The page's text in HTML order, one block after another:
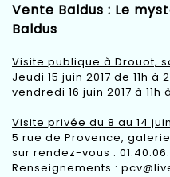
Vente Baldus : Le
Baldus
Visite publique à Drouot,
Jeudi 15 juin 2017 de 11h
vendredi 16 juin 2017 à 11h
Visite privée du 8 au 14 juin
5 rue de Provence,
sur rendez-vous :
Renseignements :